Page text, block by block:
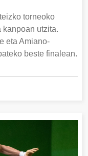
torneoko
kanpoan utzita.
eta Amiano-
beste finalean.